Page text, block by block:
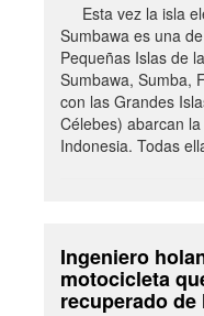
Esta vez la isla
Sumbawa es una
Pequeñas Islas de
Sumbawa, Sumba,
con las Grandes
Célebes) abarcan
Indonesia. Todas
Ingeniero
motocicleta
recuperado